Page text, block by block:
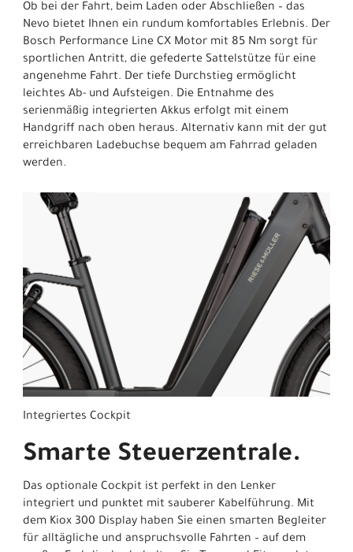
Ob bei der Fahrt, beim Laden oder Abschließen – das
Nevo bietet Ihnen ein rundum komfortables Erlebnis. Der
Bosch Performance Line CX Motor mit 85 Nm sorgt für
sportlichen Antritt, die gefederte Sattelstütze für eine
angenehme Fahrt. Der tiefe Durchstieg ermöglicht
leichtes Ab- und Aufsteigen. Die Entnahme des
serienmäßig integrierten Akkus erfolgt mit einem
Handgriff nach oben heraus. Alternativ kann mit der gut
erreichbaren Ladebuchse bequem am Fahrrad geladen
werden.
Integriertes Cockpit
Smarte Steuerzentrale.
Das optionale Cockpit ist perfekt in den Lenker
integriert und punktet mit sauberer Kabelführung. Mit
dem Kiox 300 Display haben Sie einen smarten Begleiter
für alltägliche und anspruchsvolle Fahrten – auf dem